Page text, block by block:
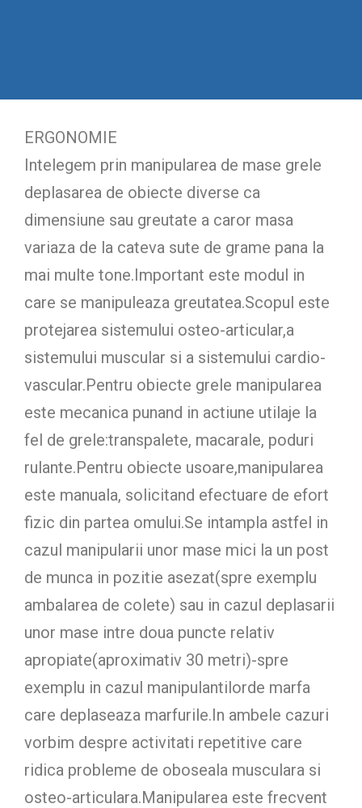
ERGONOMIE
Intelegem prin manipularea de mase grele
deplasarea de obiecte diverse ca
dimensiune sau greutate a caror masa
variaza de la cateva sute de grame pana la
mai multe tone.Important este modul in
care se manipuleaza greutatea.Scopul este
protejarea sistemului osteo-articular,a
sistemului muscular si a sistemului cardio-
vascular.Pentru obiecte grele manipularea
este mecanica punand in actiune utilaje la
fel de grele:transpalete, macarale, poduri
rulante.Pentru obiecte usoare,manipularea
este manuala, solicitand efectuare de efort
fizic din partea omului.Se intampla astfel in
cazul manipularii unor mase mici la un post
de munca in pozitie asezat(spre exemplu
ambalarea de colete) sau in cazul deplasarii
unor mase intre doua puncte relativ
apropiate(aproximativ 30 metri)-spre
exemplu in cazul manipulantilorde marfa
care deplaseaza marfurile.In ambele cazuri
vorbim despre activitati repetitive care
ridica probleme de oboseala musculara si
osteo-articulara.Manipularea este frecvent